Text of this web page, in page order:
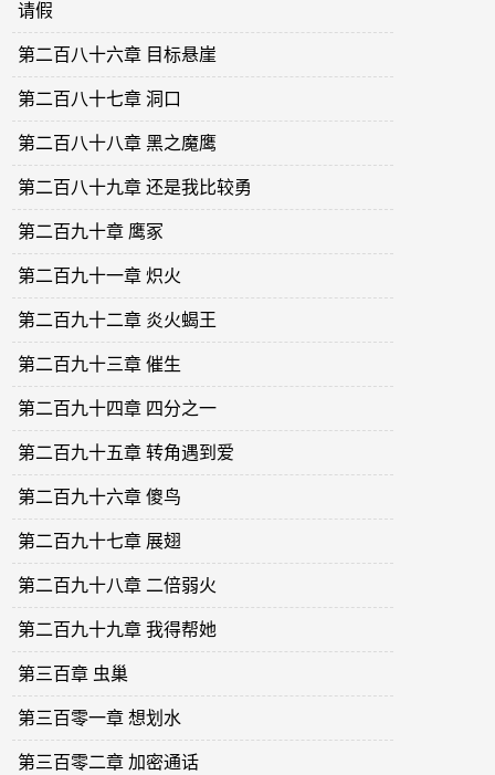
请假
第二百八十六章 目标悬崖
第二百八十七章 洞口
第二百八十八章 黑之魔鹰
第二百八十九章 还是我比较勇
第二百九十章 鹰冢
第二百九十一章 炽火
第二百九十二章 炎火蝎王
第二百九十三章 催生
第二百九十四章 四分之一
第二百九十五章 转角遇到爱
第二百九十六章 傻鸟
第二百九十七章 展翅
第二百九十八章 二倍弱火
第二百九十九章 我得帮她
第三百章 虫巢
第三百零一章 想划水
第三百零二章 加密通话